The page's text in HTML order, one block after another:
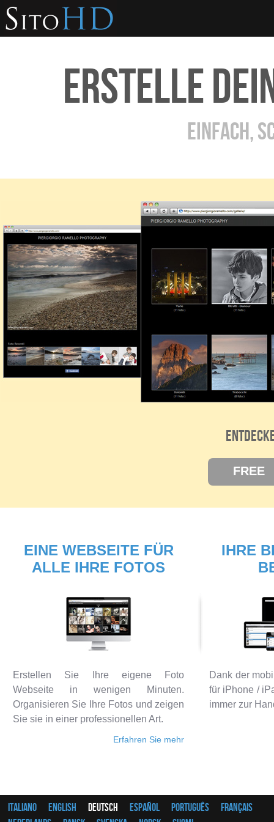
ERSTELLE
EINFACH,
FREE
EINE WEBSEITE FÜR
ALLE IHRE FOTOS
Erstellen Sie Ihre eigene Foto
Webseite in wenigen Minuten.
Organisieren Sie Ihre Fotos und zeigen
Sie sie in einer professionellen Art.
Erfahren Sie mehr
IHRE
Dank der
für iPhone /
immer zur
Italiano English Deutsch Español Português
Français